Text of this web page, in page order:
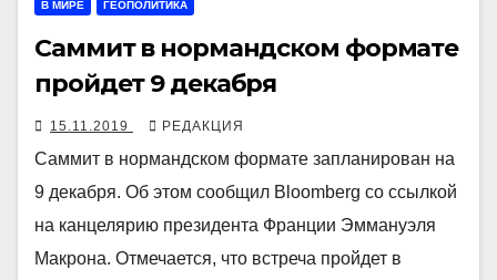
В МИРЕ ГЕОПОЛИТИКА
Саммит в нормандском формате
пройдет 9 декабря
15.11.2019 РЕДАКЦИЯ
Саммит в нормандском формате запланирован на
9 декабря. Об этом сообщил Bloomberg со ссылкой
на канцелярию президента Франции Эммануэля
Макрона. Отмечается, что встреча пройдет в